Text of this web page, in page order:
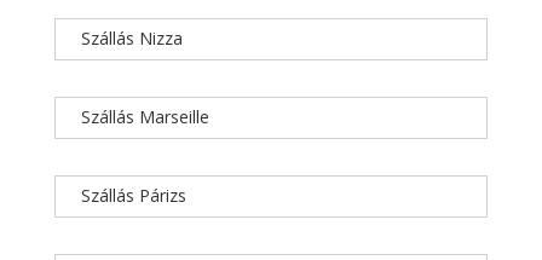
Szállás Nizza
Szállás Marseille
Szállás Párizs